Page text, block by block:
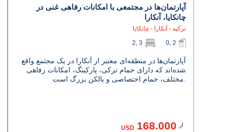
آپارتمان‌ها در مجتمعی با امکانات رفاهی غنی در
چانکایا، آنکارا
ترکیه - آنکارا - چانکایا
2, 3 0, 2
آپارتمان‌ها در منطقه‌ای معتبر از آنکارا در یک مجتمع واقع
شده‌اند که دارای حمام ترکی، پارکینگ، امکانات رفاهی
از 168.000
USD